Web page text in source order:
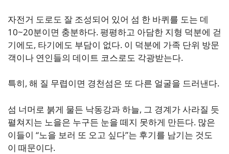
자전거 도로도 잘 조성되어 있어 섬 한 바퀴를 도는 데
10~20분이면 충분하다. 평평하고 아담한 지형 덕분에 걷
기에도, 타기에도 부담이 없다. 이 덕분에 가족 단위 방문
객이나 연인들의 데이트 코스로도 각광받는다.
특히, 해 질 무렵이면 경천섬은 또 다른 얼굴을 드러낸다.
섬 너머로 붉게 물든 낙동강과 하늘, 그 경계가 사라질 듯
펼쳐지는 노을은 누구든 눈을 떼지 못하게 만든다. 많은
이들이 “노을 보러 또 오고 싶다”는 후기를 남기는 것도
이 때문이다.